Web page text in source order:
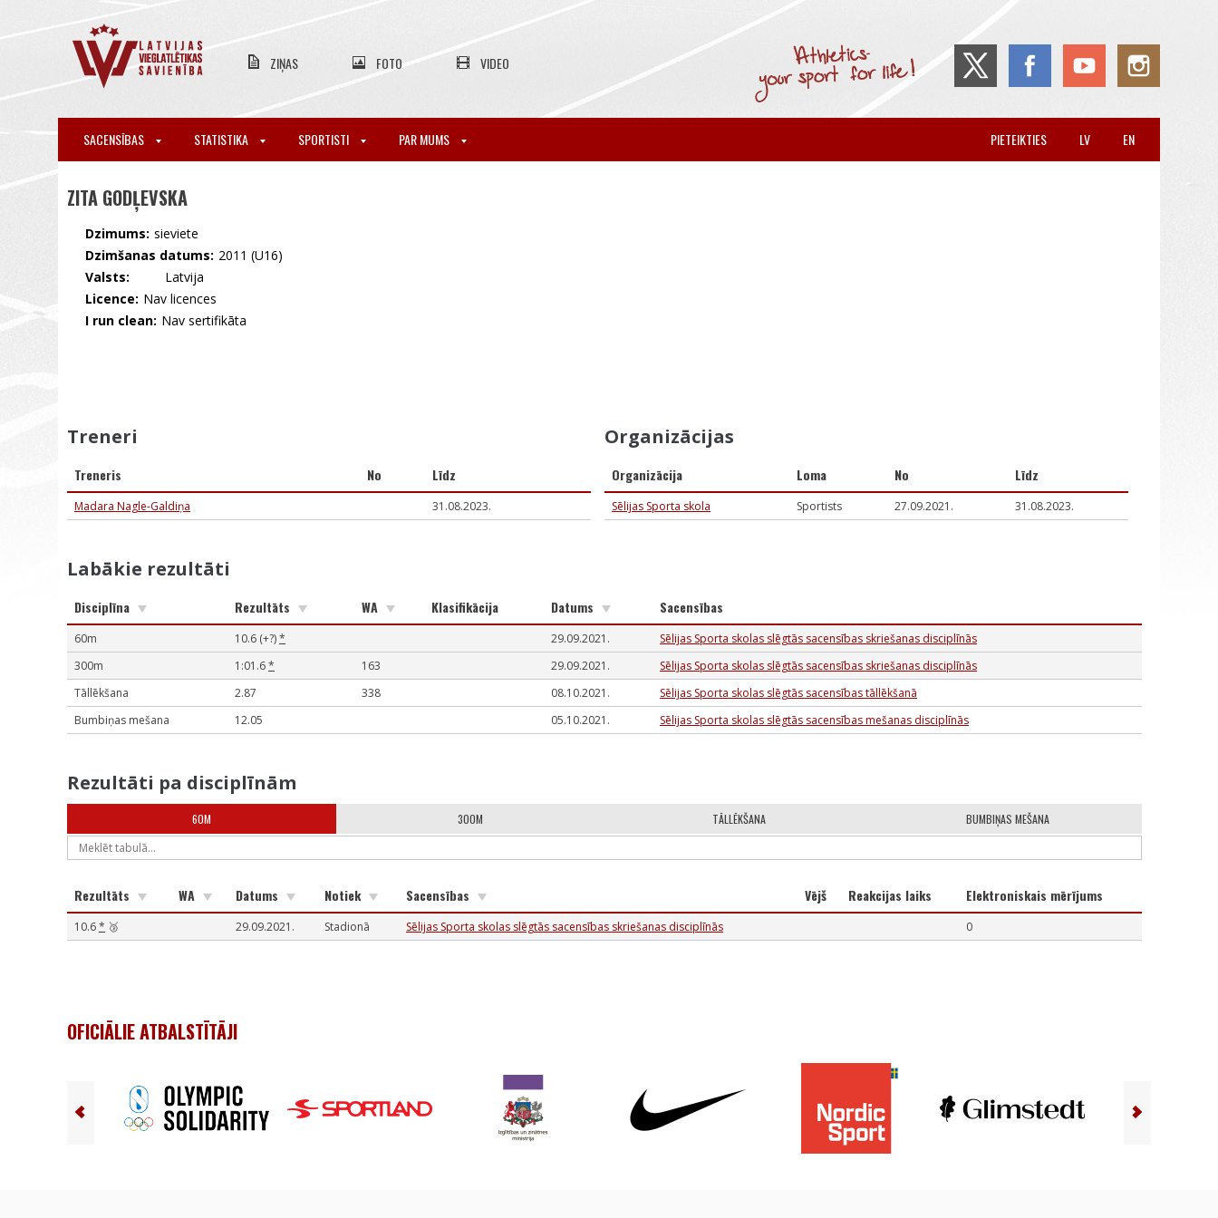
ZIŅAS FOTO VIDEO
SACENSĪBAS STATISTIKA SPORTISTI PAR MUMS EN
LV
PIETEIKTIES
ZITA GODĻEVSKA
Dzimums: sieviete
Dzimšanas datums: 2011 (U16)
Valsts:
🇱🇻 Latvija
Licence: Nav licences
I run clean: Nav sertifikāta
Treneri
Treneris No Līdz
Madara Nagle-Galdiņa 31.08.2023.
Organizācijas
Organizācija Loma No Līdz
Sēlijas Sporta skola Sportists 27.09.2021. 31.08.2023.
Labākie rezultāti
Disciplīna Rezultāts WA Klasifikācija Datums Sacensības
60m 10.6 (+?)* 29.09.2021.
Sēlijas Sporta skolas slēgtās sacensības skriešanas disciplīnās
300m
1:01.6* 163 29.09.2021.
Sēlijas Sporta skolas slēgtās sacensības skriešanas disciplīnās
Tāllēkšana
2.87 338 08.10.2021.
Sēlijas Sporta skolas slēgtās sacensības tāllēkšanā
Bumbiņas mešana
12.05 05.10.2021. Sēlijas Sporta skolas slēgtās sacensības mešanas disciplīnās
Rezultāti pa disciplīnām
60M 300M TĀLLĒKŠANA BUMBIŅAS MEŠANA
Rezultāts WA Datums Notiek Sacensības Vējš Reakcijas laiks Elektroniskais mērījums
10.6* 🥉 29.09.2021. Stadionā Sēlijas Sporta skolas slēgtās sacensības skriešanas disciplīnās 0
OFICIĀLIE ATBALSTĪTĀJI